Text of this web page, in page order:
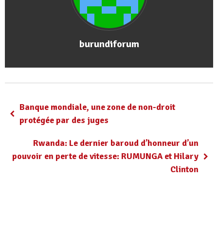
burundiforum
Banque mondiale, une zone de non-droit
protégée par des juges
Rwanda: Le dernier baroud d’honneur d’un
pouvoir en perte de vitesse: RUMUNGA et Hilary
Clinton